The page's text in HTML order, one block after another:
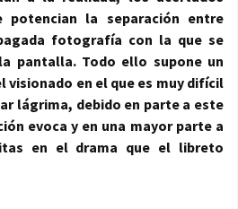
potencian la separación entre
fotografía con la que se
pantalla. Todo ello supone un
visionado en el que es muy difícil
lágrima, debido en parte a este
evoca y en una mayor parte a
en el drama que el libreto